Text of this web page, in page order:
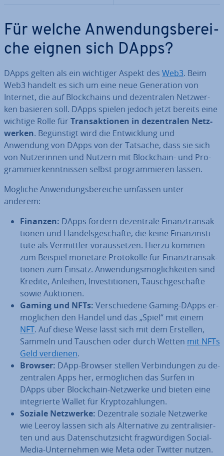
Für welche An­wen­dungs­be­rei­
che eignen sich DApps?
DApps gelten als ein wichtiger Aspekt des Web3. Beim
Web3 handelt es sich um eine neue Ge­ne­ra­ti­on von
Internet, die auf Block­chains und de­zen­tra­len Netz­wer­
ken basieren soll. DApps spielen jedoch jetzt bereits eine
wichtige Rolle für Trans­ak­tio­nen in de­zen­tra­len Netz­
wer­ken. Be­güns­tigt wird die Ent­wick­lung und
Anwendung von DApps von der Tatsache, dass sie sich
von Nut­ze­rin­nen und Nutzern mit Block­chain- und Pro­
gram­mier­kennt­nis­sen selbst pro­gram­mie­ren lassen.
Mögliche An­wen­dungs­be­rei­che umfassen unter
anderem:
Finanzen: DApps fördern de­zen­tra­le Fi­nanz­trans­ak­
tio­nen und Han­dels­ge­schäf­te, die keine Fi­nanz­in­sti­
tu­te als Ver­mitt­ler vor­aus­set­zen. Hierzu kommen
zum Beispiel monetäre Pro­to­kol­le für Fi­nanz­trans­ak­
tio­nen zum Einsatz. An­wen­dungs­mög­lich­kei­ten sind
Kredite, Anleihen, In­ves­ti­tio­nen, Tausch­ge­schäf­te
sowie Auktionen.
Gaming und NFTs: Ver­schie­de­ne Gaming-DApps er­
mög­li­chen den Handel und das „Spiel“ mit einem
NFT. Auf diese Weise lässt sich mit dem Erstellen,
Sammeln und Tauschen oder durch Wetten mit NFTs
Geld verdienen.
Browser: DApp-Browser stellen Ver­bin­dun­gen zu de­
zen­tra­len Apps her, er­mög­li­chen das Surfen in
DApps über Block­chain-Netzwerke und bieten eine
in­te­grier­te Wallet für Kryp­to­zah­lun­gen.
Soziale Netzwerke: De­zen­tra­le soziale Netzwerke
wie Leeroy lassen sich als Al­ter­na­ti­ve zu zen­tra­li­sier­
ten und aus Da­ten­schutz­sicht frag­wür­di­gen Social-
Media-Un­ter­neh­men wie Meta oder Twitter nutzen.